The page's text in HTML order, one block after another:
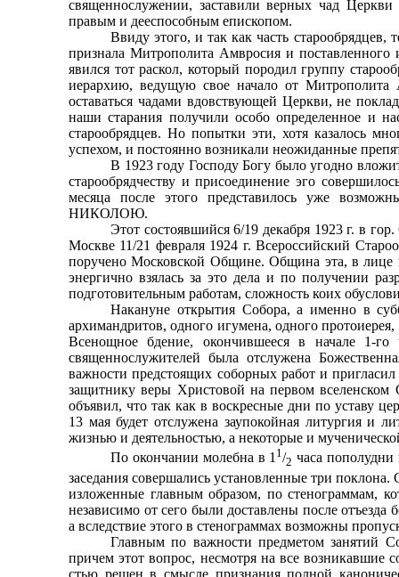
священнослужении, заставили верных чад
правым и дееспособным епископом.
Ввиду этого, и так как часть
признала Митрополита Амвросия и
явился тот раскол, который породил группу
иерархию, ведущую свое начало от Митрополита
оставаться чадами вдовствующей Церкви, не
наши старания получили особо определенное и
старообрядцев. Но попытки эти, хотя казалось
успехом, и постоянно возникали неожиданные
В 1923 году Господу Богу было угодно
старообрядчеству и присоединение эго
месяца после этого представилось уже
НИКОЛОЮ.
Этот состоявшийся 6/19 декабря 1923 г. в
Москве 11/21 февраля 1924 г. Всероссийский
поручено Московской Общине. Община эта, в
энергично взялась за это дела и по получении
подготовительным работам, сложность коих
Накануне открытия Собора, а именно в
архимандритов, одного игумена, одного
Всенощное бдение, окончившееся в начале 1-
священнослужителей была отслужена
важности предстоящих соборных работ и
защитнику веры Христовой на первом вселенском
объявил, что так как в воскресные дни по уставу
13 мая будет отслужена заупокойная литургия и
жизнью и деятельностью, а некоторые и
По окончании молебна в 1 1/2 часа
заседания совершались установленные три
изложенные главным образом, по стенограммам,
независимо от сего были доставлены после
а вследствие этого в стенограммах возможны
Главным по важности предметом занятий
причем этот вопрос, несмотря на все
стью решен в смысле признания полной